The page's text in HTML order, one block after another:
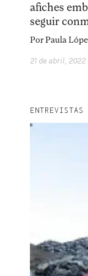
afiches
seguir
PorPaula
21 de abril, 2022
ENTREVISTAS